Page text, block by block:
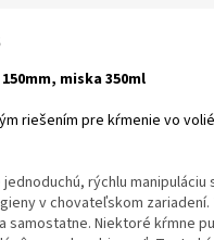
miska 350ml
riešením pre kŕmenie vo
rýchlu manipuláciu
v chovateľskom zariadení.
samostatne. Niektoré kŕmne